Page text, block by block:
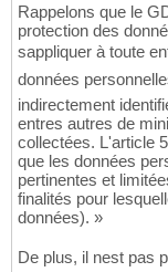
Rappelons que le
protection des
sappliquer à toute
données
indirectement
entres autres de
collectées. L'article
que les données
pertinentes et
finalités pour
données). »
De plus, il nest pas